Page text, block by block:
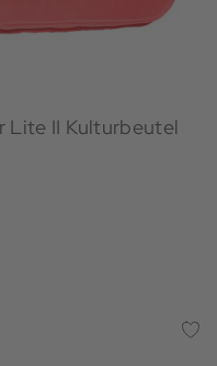
Lite II Kulturbeutel